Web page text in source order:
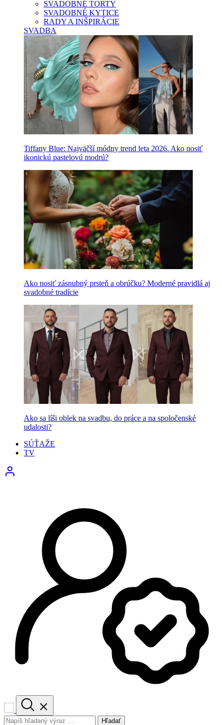
SVADOBNÉ TORTY
SVADOBNÉ KYTICE
RADY A INŠPIRÁCIE
SVADBA
Tiffany Blue: Najväčší módny trend leta 2026. Ako nosiť
ikonickú pastelovú modrú?
Ako nosiť zásnubný prsteň a obrúčku? Moderné pravidlá aj
svadobné tradície
Ako sa líši oblek na svadbu, do práce a na spoločenské
udalosti?
SÚŤAŽE
TV
Hľadať